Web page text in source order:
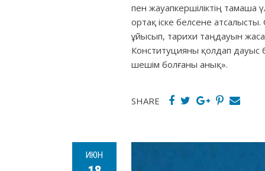
пен жауапкершіліктің тамаша
ортақ іске белсене
ұйысып, тарихи таңдауын
Конституцияны қолдап
шешім болғаны анық».
SHARE
ИЮН